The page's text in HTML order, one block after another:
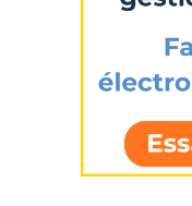
* Champ obligatoire
Statut / Organisation
J'accepte les